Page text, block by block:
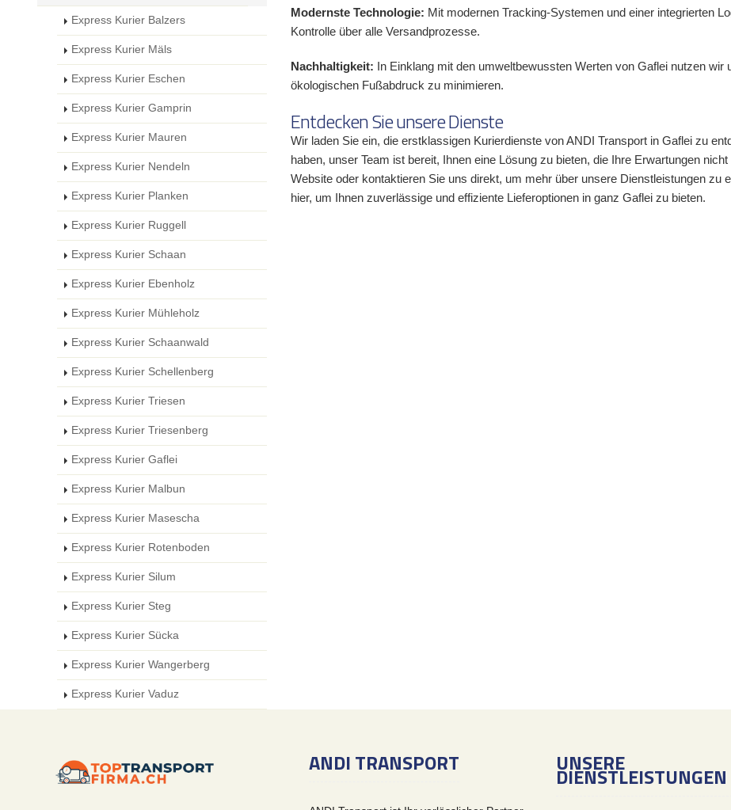
Modernste Technologie: Mit modernen Tracking-Systemen und einer integrierten
Kontrolle über alle Versandprozesse.
Nachhaltigkeit: In Einklang mit den umweltbewussten Werten von Gaflei nutzen
ökologischen Fußabdruck zu minimieren.
Entdecken Sie unsere Dienste
Wir laden Sie ein, die erstklassigen Kurierdienste von ANDI Transport in Gaflei zu
haben, unser Team ist bereit, Ihnen eine Lösung zu bieten, die Ihre Erwartungen
Website oder kontaktieren Sie uns direkt, um mehr über unsere Dienstleistungen zu
hier, um Ihnen zuverlässige und effiziente Lieferoptionen in ganz Gaflei zu bieten.
Express Kurier Balzers
Express Kurier Mäls
Express Kurier Eschen
Express Kurier Gamprin
Express Kurier Mauren
Express Kurier Nendeln
Express Kurier Planken
Express Kurier Ruggell
Express Kurier Schaan
Express Kurier Ebenholz
Express Kurier Mühleholz
Express Kurier Schaanwald
Express Kurier Schellenberg
Express Kurier Triesen
Express Kurier Triesenberg
Express Kurier Gaflei
Express Kurier Malbun
Express Kurier Masescha
Express Kurier Rotenboden
Express Kurier Silum
Express Kurier Steg
Express Kurier Sücka
Express Kurier Wangerberg
Express Kurier Vaduz
ANDI TRANSPORT UNSERE
DIENSTLEISTUNGEN